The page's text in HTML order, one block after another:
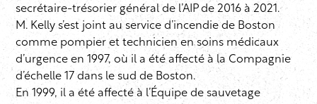
secrétaire-trésorier général de l’AIP de 2016 à 2021.
M. Kelly s’est joint au service d’incendie de Boston
comme pompier et technicien en soins médicaux
d’urgence en 1997, où il a été affecté à la Compagnie
d’échelle 17 dans le sud de Boston.
En 1999, il a été affecté à l’Équipe de sauvetage